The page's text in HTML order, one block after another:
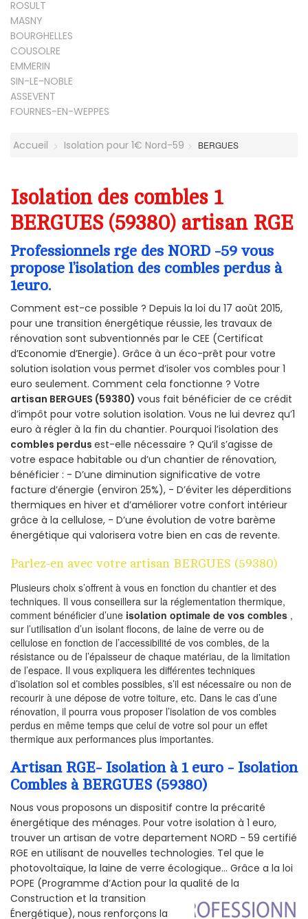
ROSULT
MASNY
BOURGHELLES
COUSOLRE
EMMERIN
SIN-LE-NOBLE
ASSEVENT
FOURNES-EN-WEPPES
Accueil Isolation pour 1€ Nord-59 BERGUES
Isolation des combles 1
BERGUES (59380) artisan RGE
Professionnels rge des NORD -59 vous
propose l’isolation des combles perdus à
1euro.
Comment est-ce possible ? Depuis la loi du 17 août 2015,
pour une transition énergétique réussie, les travaux de
rénovation sont subventionnés par le CEE (Certificat
d’Economie d’Energie). Grâce à un éco-prêt pour votre
solution isolation vous permet d’isoler vos combles pour 1
euro seulement. Comment cela fonctionne ? Votre
artisan BERGUES (59380) vous fait bénéficier de ce crédit
d’impôt pour votre solution isolation. Vous ne lui devrez qu’1
euro à régler à la fin du chantier. Pourquoi l’isolation des
combles perdus est-elle nécessaire ? Qu’il s’agisse de
votre espace habitable ou d’un chantier de rénovation,
bénéficier : - D’une diminution significative de votre
facture d’énergie (environ 25%), - D’éviter les déperditions
thermiques en hiver et d’améliorer votre confort intérieur
grâce à la cellulose, - D’une évolution de votre barème
énergétique qui valorisera votre bien en cas de revente.
Parlez-en avec votre artisan BERGUES (59380)
Plusieurs choix s’offrent à vous en fonction du chantier et des
techniques. Il vous conseillera sur la réglementation thermique,
comment bénéficier d’une isolation optimale de vos combles ,
sur l’utilisation d’un isolant flocons, de laine de verre ou de
cellulose en fonction de l’accessibilité de vos combles, de la
résistance ou de l’épaisseur de chaque matériau, de la limitation
de l’espace. Il vous expliquera les différentes techniques
d’isolation sol et combles possibles, s’il est nécessaire ou non de
recourir à une dépose de votre toiture, etc. Dans le cas d’une
rénovation, il pourra vous proposer l’isolation de vos combles
perdus en même temps que celui de votre sol pour un effet
thermique aux performances plus importantes.
Artisan RGE- Isolation à 1 euro - Isolation
Combles à BERGUES (59380)
Nous vous proposons un dispositif contre la précarité
énergétique des ménages. Pour votre isolation à 1 euro,
trouver un artisan de votre departement NORD - 59 certifié
RGE en utilisant de nouvelles technologies. Tel que le
photovoltaïque, la laine de verre écologique... Grâce a la loi
POPE (Programme d’Action pour la qualité de la
Construction et la transition
Énergétique), nous renforçons la